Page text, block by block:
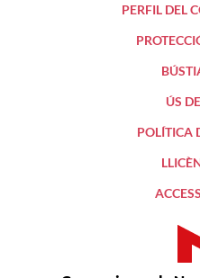
PERFIL DEL
ÚS
POLÍTICA